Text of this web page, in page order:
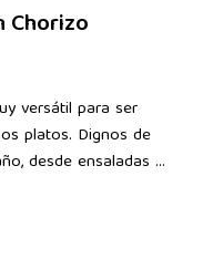
Chorizo
versátil para ser
platos. Dignos de
desde ensaladas …